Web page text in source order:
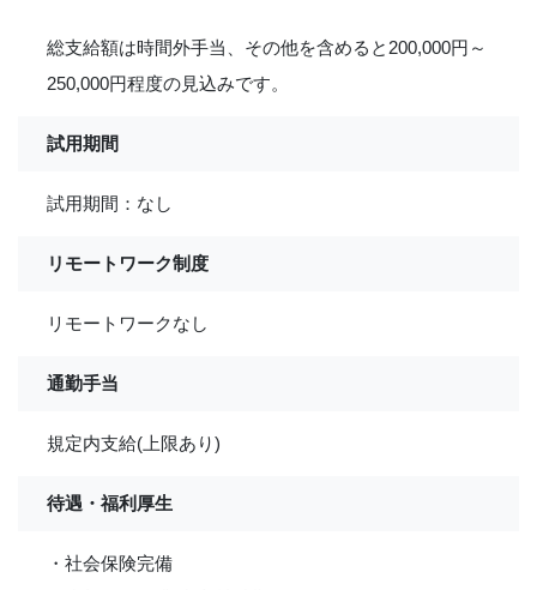
総支給額は時間外手当、その他を含めると200,000円～
250,000円程度の見込みです。
試用期間
試用期間：なし
リモートワーク制度
リモートワークなし
通勤手当
規定内支給(上限あり)
待遇・福利厚生
・社会保険完備